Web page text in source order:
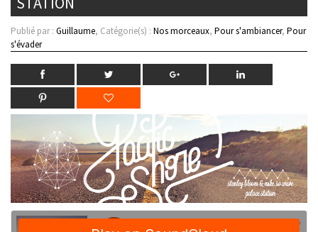
Publié par : Guillaume, Catégorie(s) : Nos morceaux, Pour s'ambiancer, Pour
s'évader